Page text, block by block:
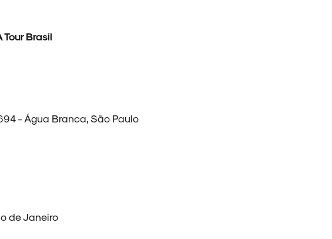
Tour Brasil
- Água Branca, São Paulo
de Janeiro